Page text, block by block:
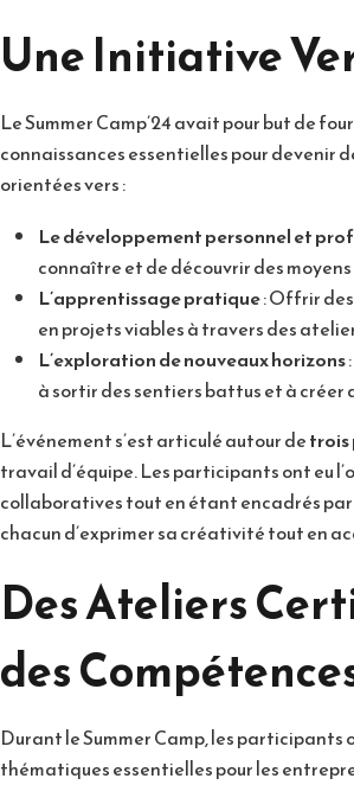
Une Initiative
Le Summer Camp’24 avait pour but de
connaissances essentielles pour devenir
orientées vers :
Le développement personnel et
connaître et de découvrir des
L’apprentissage pratique: Offrir
en projets viables à travers des
L’exploration de nouveaux horizons
à sortir des sentiers battus et à créer
L’événement s’est articulé autour detrois
travail d’équipe. Les participants ont eu
collaboratives tout en étant encadrés
chacun d’exprimer sa créativité tout en
Des Ateliers
des
Durant le Summer Camp, les participants
thématiques essentielles pour les